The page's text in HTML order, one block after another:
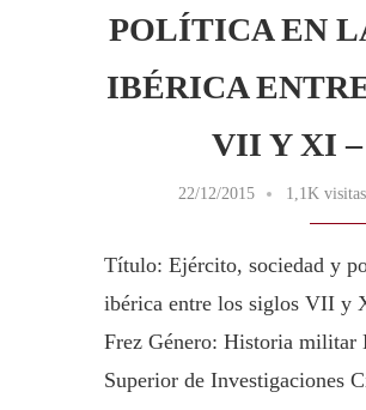
POLÍTICA EN
IBÉRICA
VII Y XI
22/12/2015 1,1K visitas
Título: Ejército, sociedad y
ibérica entre los siglos VII y
Frez Género: Historia militar
Superior de Investigaciones